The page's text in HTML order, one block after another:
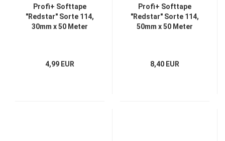
Profi+ Softtape
"Redstar" Sorte 114,
30mm x 50 Meter
4,99 EUR
Profi+ Softtape
"Redstar" Sorte 114,
50mm x 50 Meter
8,40 EUR